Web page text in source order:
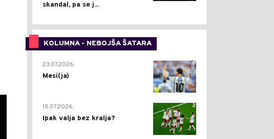
skandal, pa se j...
KOLUMNA - NEBOJŠA ŠATARA
0
23.07.2026.
Mesi(ja)
2
15.07.2026.
Ipak valja bez kralja?